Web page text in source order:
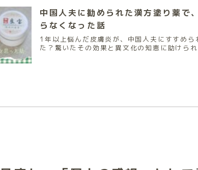
中国人夫に勧められた漢方塗り薬で
らなくなった話
1年以上悩んだ皮膚炎が、中国人夫にすすめ
た？驚いたその効果と異文化の知恵に助けられ